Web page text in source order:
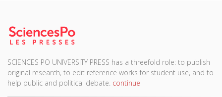
SCIENCES PO UNIVERSITY PRESS has a threefold role: to publish
original research, to edit reference works for student use, and to
help public and political debate. continue